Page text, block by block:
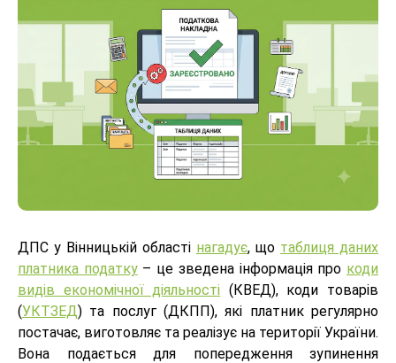
ДПС у Вінницькій області нагадує, що таблиця даних
платника податку– це зведена інформація про коди
видів економічної діяльності (КВЕД), коди товарів
(УКТЗЕД) та послуг (ДКПП), які платник регулярно
постачає, виготовляє та реалізує на території України.
Вона подається для попередження зупинення